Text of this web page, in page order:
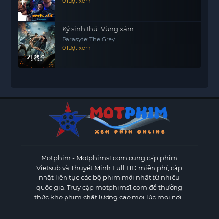
Ký sinh thú: Vùng xám
Parasyte: The Grey
0 lượt xem
Motphim - Motphims1.com cung cấp phim
Vietsub và Thuyết Minh Full HD miễn phí, cập
nhật liên tục các bộ phim mới nhất từ nhiều
quốc gia. Truy cập motphims1.com để thưởng
thức kho phim chất lượng cao mọi lúc mọi nơi..